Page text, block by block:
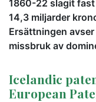
1860-22 slagit
14,3 miljarder
Ersättningen
missbruk av
Icelandic
European